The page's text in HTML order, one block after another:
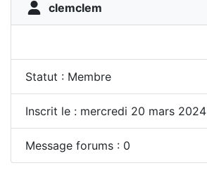
clemclem
Statut : Membre
Inscrit le : mercredi 20 mars 2024
Message forums : 0